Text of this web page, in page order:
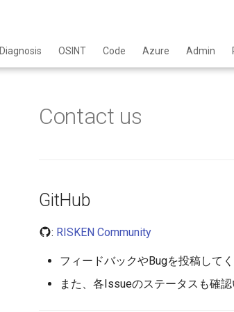
Diagnosis OSINT Code Azure Admin
Contact us
GitHub
: RISKEN Community
フィードバックやBugを投稿して
また、各Issueのステータスも確